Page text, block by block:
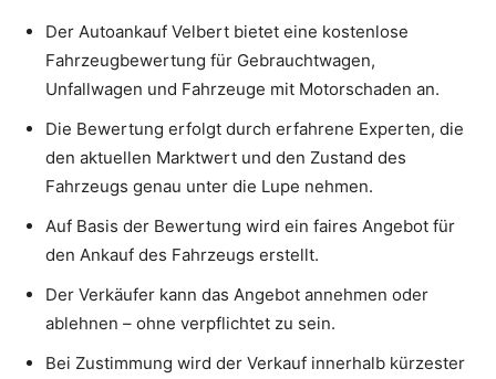
Der Autoankauf Velbert bietet eine kostenlose
Fahrzeugbewertung für Gebrauchtwagen,
Unfallwagen und Fahrzeuge mit Motorschaden an.
Die Bewertung erfolgt durch erfahrene Experten, die
den aktuellen Marktwert und den Zustand des
Fahrzeugs genau unter die Lupe nehmen.
Auf Basis der Bewertung wird ein faires Angebot für
den Ankauf des Fahrzeugs erstellt.
Der Verkäufer kann das Angebot annehmen oder
ablehnen – ohne verpflichtet zu sein.
Bei Zustimmung wird der Verkauf innerhalb kürzester